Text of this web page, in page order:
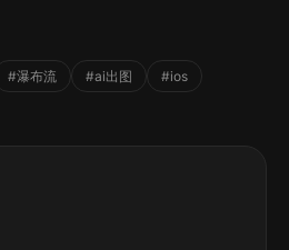
#瀑布流 #ai出图 #ios